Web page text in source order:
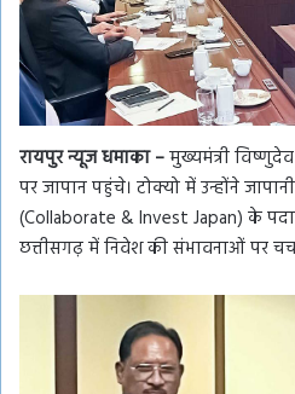
रायपुर न्यूज धमाका –मुख्यमंत्री
पर जापान पहुंचे। टोक्यो में उन्होंने
(Collaborate & Invest Japan) के
छत्तीसगढ़ में निवेश की संभावनाओं पर